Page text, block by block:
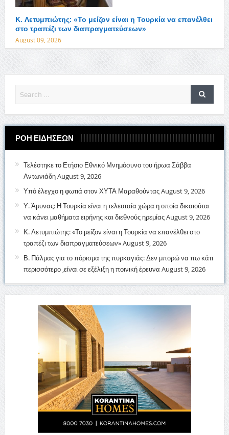
Κ. Λετυμπιώτης: «Το μείζον είναι η Τουρκία να επανέλθει
στο τραπέζι των διαπραγματεύσεων»
August 09, 2026
ΡΟΗ ΕΙΔΗΣΕΩΝ
Τελέστηκε το Ετήσιο Εθνικό Μνημόσυνο του ήρωα Σάββα
ΑντωνιάδηAugust 9, 2026
Υπό έλεγχο η φωτιά στον ΧΥΤΑ ΜαραθούνταςAugust 9, 2026
Υ. Άμυνας: Η Τουρκία είναι η τελευταία χώρα η οποία δικαιούται
να κάνει μαθήματα ειρήνης και διεθνούς ηρεμίαςAugust 9, 2026
Κ. Λετυμπιώτης: «Το μείζον είναι η Τουρκία να επανέλθει στο
τραπέζι των διαπραγματεύσεων»August 9, 2026
Β. Πάλμας για το πόρισμα της πυρκαγιάς: Δεν μπορώ να πω κάτι
περισσότερο ,είναι σε εξέλιξη η ποινική έρευνα August 9, 2026